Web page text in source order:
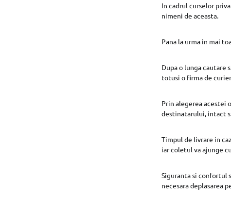
In cadrul curselor
nimeni de aceasta.
Pana la urma in mai
Dupa o lunga cautare
totusi o firma de
Prin alegerea acestei
destinatarului, intact
Timpul de livrare in
iar coletul va ajunge
Siguranta si confortul
necesara deplasarea